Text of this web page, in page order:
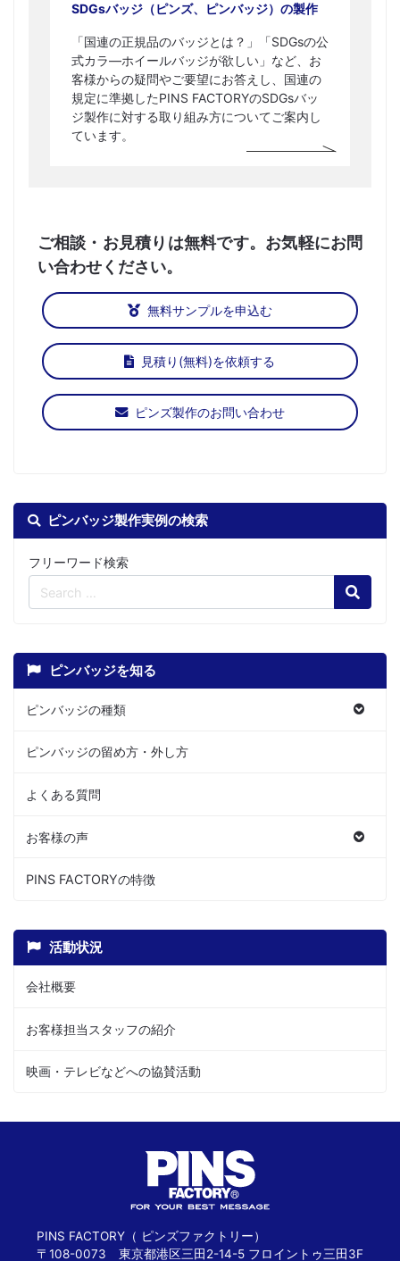
ピンバッジ製作実例の検索
フリーワード検索
Search
ピンバッジを知る
ピンバッジの種類
ピンバッジの留め方・外し方
よくある質問
お客様の声
PINS FACTORYの特徴
活動状況
会社概要
お客様担当スタッフの紹介
映画・テレビなどへの協賛活動
SDGsバッジ（ピンズ、ピンバッジ）の製作
「国連の正規品のバッジとは？」「SDGsの公
式カラ―ホイールバッジが欲しい」など、お
客様からの疑問やご要望にお答えし、国連の
規定に準拠したPINS FACTORYのSDGsバッ
ジ製作に対する取り組み方についてご案内し
ています。
ご相談・お見積りは無料です。お気軽にお問
い合わせください。
無料サンプルを申込む
見積り(無料)を依頼する
ピンズ製作のお問い合わせ
PINS FACTORY（ ピンズファクトリー）
〒108-0073 東京都港区三田2-14-5 フロイントゥ三田3F